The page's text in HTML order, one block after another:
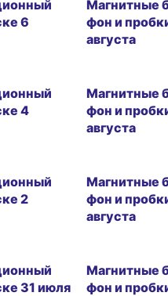
6
Магнитные
фон и
августа
4
Магнитные
фон и
августа
2
Магнитные
фон и
августа
31 июля
Магнитные
фон и